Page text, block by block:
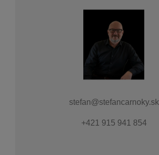
stefan@stefancarnoky.sk
+421 915 941 854